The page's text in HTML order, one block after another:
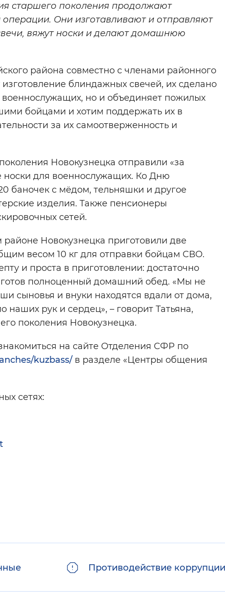
старшего поколения продолжают
Они изготавливают и отправляют
вяжут носки и делают домашнюю
района совместно с членами районного
блиндажных свечей, их сделано
но и объединяет пожилых
бойцами и хотим поддержать их в
за их самоотверженность и
Новокузнецка отправили «за
носки для военнослужащих. Ко Дню
баночек с мёдом, тельняшки и другое
изделия. Также пенсионеры
сетей.
Новокузнецка приготовили две
весом 10 кг для отправки бойцам СВО.
и проста в приготовлении: достаточно
готов полноценный домашний обед. «Мы не
сыновья и внуки находятся вдали от дома,
рук и сердец», – говорит Татьяна,
поколения Новокузнецка.
на сайте Отделения СФР по
kuzbass/в разделе «Центры общения
сетях:
Противодействие коррупции